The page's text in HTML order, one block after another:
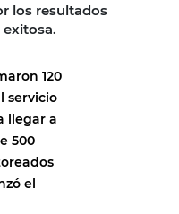
los resultados
120
servicio
llegar a
500
el